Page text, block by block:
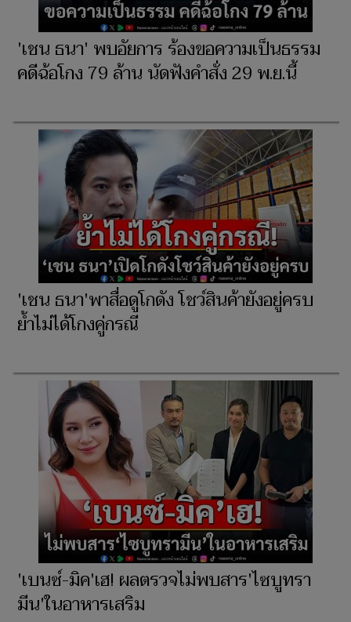
'เชน ธนา' พบอัยการ ร้องขอความเป็นธรรม
คดีฉ้อโกง 79 ล้าน นัดฟังคำสั่ง 29 พ.ย.นี้
'เชน ธนา'พาสื่อดูโกดัง โชว์สินค้ายังอยู่ครบ
ย้ำไม่ได้โกงคู่กรณี
'เบนซ์-มิค'เฮ! ผลตรวจไม่พบสาร'ไซบูทรา
มีน'ในอาหารเสริม